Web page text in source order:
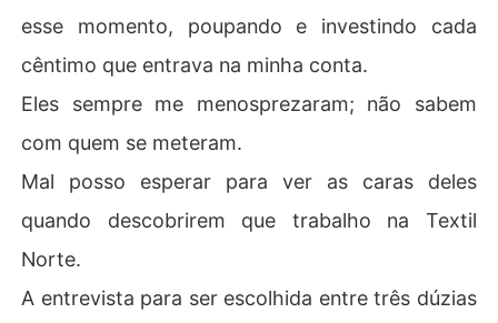
esse momento, poupando e investindo cada
cêntimo que entrava na minha conta.
Eles sempre me menosprezaram; não sabem
com quem se meteram.
Mal posso esperar para ver as caras deles
quando descobrirem que trabalho na Textil
Norte.
A entrevista para ser escolhida entre três dúzias